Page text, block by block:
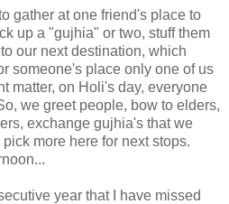
gather at one friend's place to
up a "gujhia" or two, stuff them
our next destination, which
someone's place only one of us
matter, on Holi's day, everyone
we greet people, bow to elders,
exchange gujhia's that we
more here for next stops.
year that I have missed